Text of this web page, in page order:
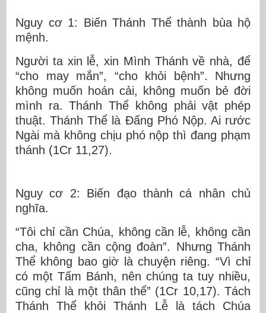
Nguy cơ 1: Biến Thánh Thể thành bùa hộ
mệnh.
Người ta xin lễ, xin Mình Thánh về nhà, để
“cho may mắn”, “cho khỏi bệnh”. Nhưng
không muốn hoán cải, không muốn bẻ đời
mình ra. Thánh Thể không phải vật phép
thuật. Thánh Thể là Đấng Phó Nộp. Ai rước
Ngài mà không chịu phó nộp thì đang phạm
thánh (1Cr 11,27).
Nguy cơ 2: Biến đạo thành cá nhân chủ
nghĩa.
“Tôi chỉ cần Chúa, không cần lễ, không cần
cha, không cần cộng đoàn”. Nhưng Thánh
Thể không bao giờ là chuyện riêng. “Vì chỉ
có một Tấm Bánh, nên chúng ta tuy nhiều,
cũng chỉ là một thân thể” (1Cr 10,17). Tách
Thánh Thể khỏi Thánh Lễ là tách Chúa